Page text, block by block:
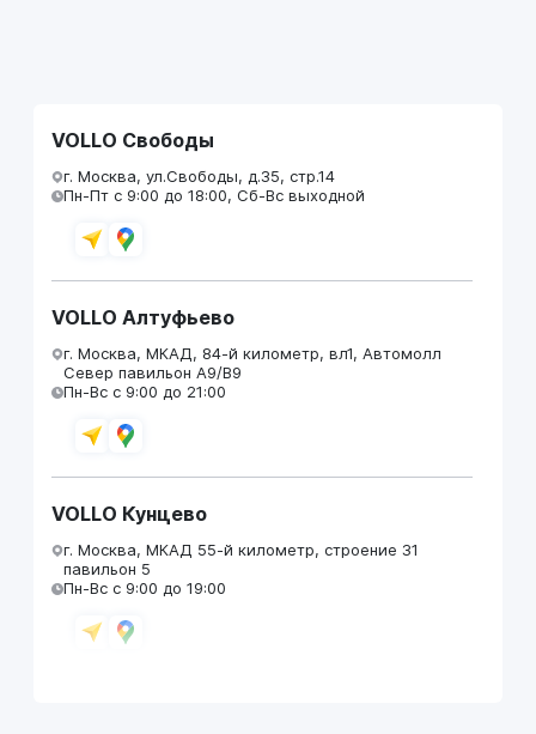
VOLLO Свободы
г. Москва, ул.Свободы, д.35, стр.14
Пн-Пт с 9:00 до 18:00, Сб-Вс выходной
VOLLO Алтуфьево
г. Москва, МКАД, 84-й километр, вл1, Автомолл
Север павильон А9/В9
Пн-Вс с 9:00 до 21:00
VOLLO Кунцево
г. Москва, МКАД 55-й километр, строение 31
павильон 5
Пн-Вс с 9:00 до 19:00